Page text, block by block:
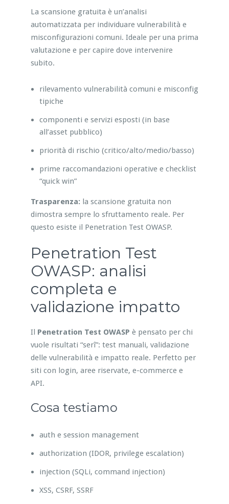
La scansione gratuita è un’analisi
automatizzata per individuare vulnerabilità e
misconfigurazioni comuni. Ideale per una prima
valutazione e per capire dove intervenire
subito.
rilevamento vulnerabilità comuni e misconfig
tipiche
componenti e servizi esposti (in base
all’asset pubblico)
priorità di rischio (critico/alto/medio/basso)
prime raccomandazioni operative e checklist
“quick win”
Trasparenza: la scansione gratuita non
dimostra sempre lo sfruttamento reale. Per
questo esiste il Penetration Test OWASP.
Penetration Test
OWASP: analisi
completa e
validazione impatto
Il Penetration Test OWASP è pensato per chi
vuole risultati “serî”: test manuali, validazione
delle vulnerabilità e impatto reale. Perfetto per
siti con login, aree riservate, e-commerce e
API.
Cosa testiamo
auth e session management
authorization (IDOR, privilege escalation)
injection (SQLi, command injection)
XSS, CSRF, SSRF